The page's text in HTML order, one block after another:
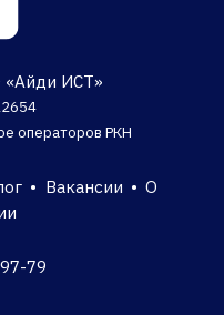
ИСТ»
операторов РКН
• Вакансии • О
79